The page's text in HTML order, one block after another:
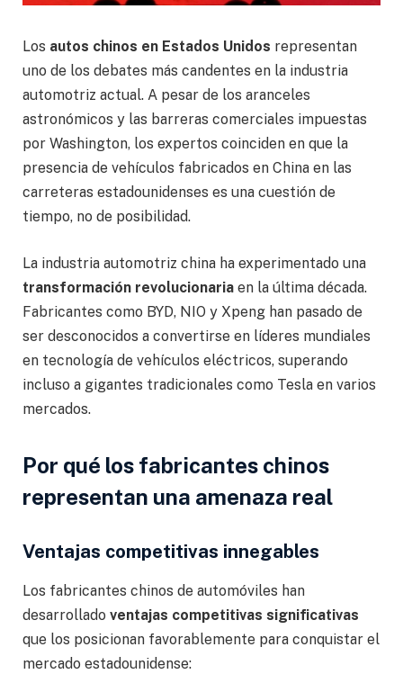
Los autos chinos en Estados Unidos representan
uno de los debates más candentes en la industria
automotriz actual. A pesar de los aranceles
astronómicos y las barreras comerciales impuestas
por Washington, los expertos coinciden en que la
presencia de vehículos fabricados en China en las
carreteras estadounidenses es una cuestión de
tiempo, no de posibilidad.
La industria automotriz china ha experimentado una
transformación revolucionaria en la última década.
Fabricantes como BYD, NIO y Xpeng han pasado de
ser desconocidos a convertirse en líderes mundiales
en tecnología de vehículos eléctricos, superando
incluso a gigantes tradicionales como Tesla en varios
mercados.
Por qué los fabricantes chinos
representan una amenaza real
Ventajas competitivas innegables
Los fabricantes chinos de automóviles han
desarrollado ventajas competitivas significativas
que los posicionan favorablemente para conquistar el
mercado estadounidense: